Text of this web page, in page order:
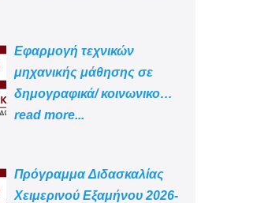
Εφαρμογή τεχνικών
μηχανικής μάθησης σε
δημογραφικά/ κοινωνικο
-οικονομικά δεδομένα
read more...
Πρόγραμμα Διδασκαλίας
Χειμερινού Εξαμήνου 2026-